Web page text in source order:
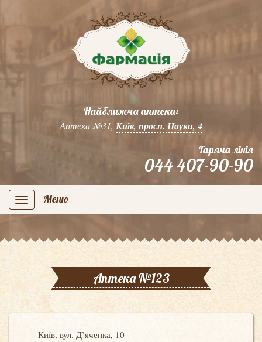
Найближча аптека:
Аптека №31, Київ, просп. Науки, 4
Гаряча лінія
044 407-90-90
navigation
Меню
Аптека №123
Київ, вул. Д’яченка, 10